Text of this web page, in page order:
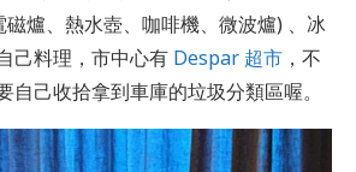
爐、熱水壺、咖啡機、微波爐) 、冰
己料理，市中心有 Despar 超市 ，不
自己收拾拿到車庫的垃圾分類區喔。